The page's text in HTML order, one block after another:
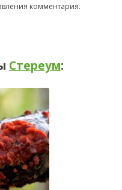
комментария.
Стереум: